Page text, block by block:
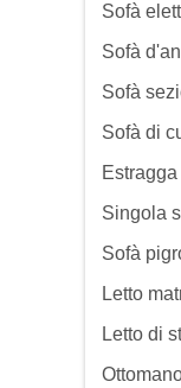
Sofà
Sofà
Sofà
Sofà di
Singola
Sofà
Letto
Letto di